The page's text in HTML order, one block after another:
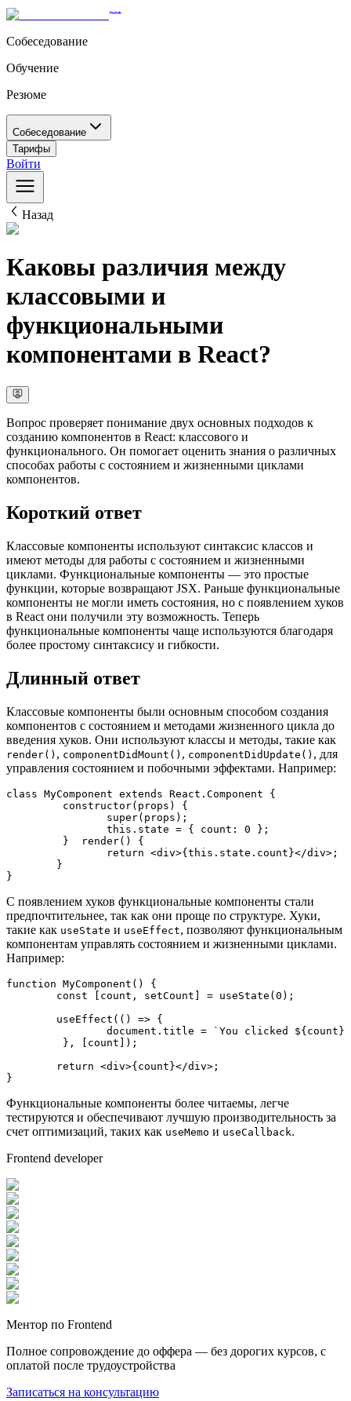
Собеседование
Обучение
Резюме
Собеседование
Тарифы
Войти
Назад
Каковы различия между
классовыми и
функциональными
компонентами в React?
Вопрос проверяет понимание двух основных подходов к
созданию компонентов в React: классового и
функционального. Он помогает оценить знания о различных
способах работы с состоянием и жизненными циклами
компонентов.
Короткий ответ
Классовые компоненты используют синтаксис классов и
имеют методы для работы с состоянием и жизненными
циклами. Функциональные компоненты — это простые
функции, которые возвращают JSX. Раньше функциональные
компоненты не могли иметь состояния, но с появлением хуков
в React они получили эту возможность. Теперь
функциональные компоненты чаще используются благодаря
более простому синтаксису и гибкости.
Длинный ответ
Классовые компоненты были основным способом создания
компонентов с состоянием и методами жизненного цикла до
введения хуков. Они используют классы и методы, такие как
render() , componentDidMount() , componentDidUpdate() , для
управления состоянием и побочными эффектами. Например:
class MyComponent extends React.Component {
constructor( props ) {
super(props);
this . state = { count : 0 };
}
render( ) {
return <div>{this.state.count}</div> ;
}
С появлением хуков функциональные компоненты стали
предпочтительнее, так как они проще по структуре. Хуки,
такие как useState и useEffect, позволяют функциональным
компонентам управлять состоянием и жизненными циклами.
Например:
function MyComponent ( ) {
const [count, setCount] = useState ( 0 );
useEffect ( () => {
document . title = `You clicked ${count}
return <div>{count}</div> ;
}
Функциональные компоненты более читаемы, легче
тестируются и обеспечивают лучшую производительность за
счет оптимизаций, таких как useMemo и useCallback.
Frontend developer
Ментор по Frontend
Полное сопровождение до оффера — без дорогих курсов, с
оплатой после трудоустройства
Записаться на консультацию